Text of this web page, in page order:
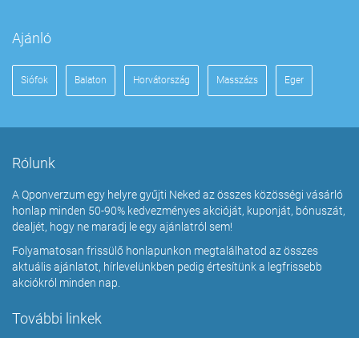
Ajánló
Siófok Balaton Horvátország Masszázs Eger
Rólunk
A Qponverzum egy helyre gyűjti Neked az összes közösségi vásárló
honlap minden 50-90% kedvezményes akcióját, kuponját, bónuszát,
dealjét, hogy ne maradj le egy ajánlatról sem!
Folyamatosan frissülő honlapunkon megtalálhatod az összes
aktuális ajánlatot, hírlevelünkben pedig értesítünk a legfrissebb
akciókról minden nap.
További linkek